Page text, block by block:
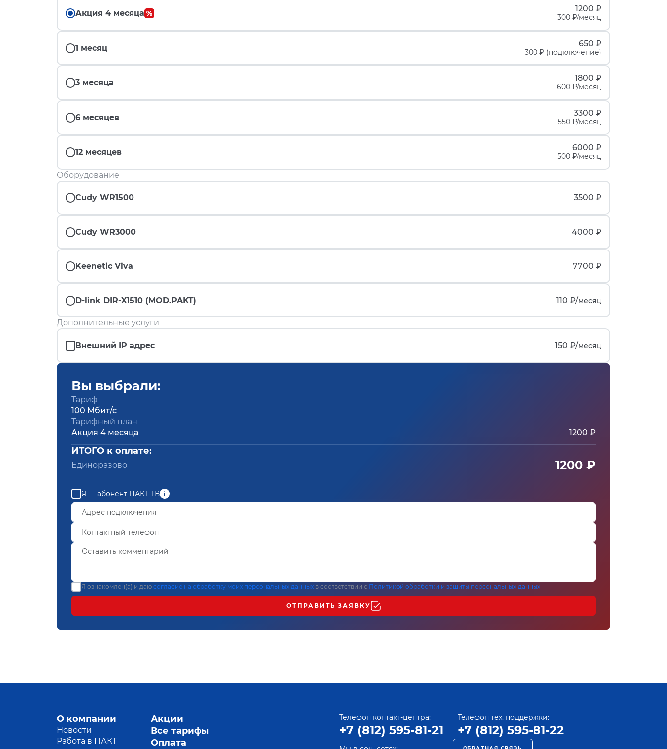
Акция 4 месяца 1200 ₽
300 ₽/месяц
1 месяц 650 ₽
300 ₽ (подключение)
3 месяца 1800 ₽
600 ₽/месяц
6 месяцев 3300 ₽
550 ₽/месяц
12 месяцев 6000 ₽
500 ₽/месяц
Оборудование
Cudy WR1500 3500 ₽
Cudy WR3000 4000 ₽
Keenetic Viva 7700 ₽
D-link DIR-X1510 (MOD.PAKT) 110 ₽/месяц
Дополнительные услуги
Внешний IP адрес 150 ₽/месяц
Вы выбрали:
Тариф
100 Мбит/с
Тарифный план
Акция 4 месяца
1200 ₽
ИТОГО к оплате:
Единоразово 1200 ₽
Я — абонент ПАКТ ТВ
Я ознакомлен(а) и даю согласие на обработку моих персональных данных в соответствии с Политикой обработки и защиты персональных данных
ОТПРАВИТЬ ЗАЯВКУ
О компании
Новости
Работа в ПАКТ
Акции
Все тарифы
Оплата
Телефон контакт-центра:
+7 (812) 595-81-21
Телефон тех. поддержки:
+7 (812) 595-81-22